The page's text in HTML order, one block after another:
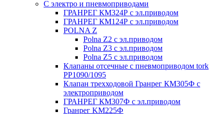
С электро и пневмоприводами
ГРАНРЕГ КМ324Р с эл.приводом
ГРАНРЕГ КМ124Р с эл.приводом
POLNA Z
Polna Z2 с эл.приводом
Polna Z3 с эл.приводом
Polna Z5 с эл.приводом
Клапаны отсечные с пневмоприводом tork
PP1090/1095
Клапан трехходовой Гранрег КМ305Ф с
электроприводом
ГРАНРЕГ КМ307Ф с эл.приводом
Гранрег KM225Ф